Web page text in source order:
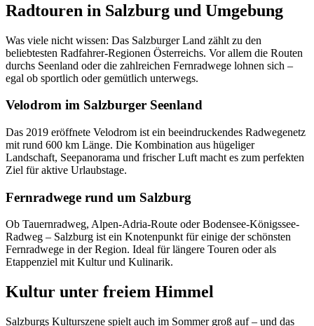
Radtouren in Salzburg und Umgebung
Was viele nicht wissen: Das Salzburger Land zählt zu den
beliebtesten Radfahrer-Regionen Österreichs. Vor allem die Routen
durchs Seenland oder die zahlreichen Fernradwege lohnen sich –
egal ob sportlich oder gemütlich unterwegs.
Velodrom im Salzburger Seenland
Das 2019 eröffnete Velodrom ist ein beeindruckendes Radwegenetz
mit rund 600 km Länge. Die Kombination aus hügeliger
Landschaft, Seepanorama und frischer Luft macht es zum perfekten
Ziel für aktive Urlaubstage.
Fernradwege rund um Salzburg
Ob Tauernradweg, Alpen-Adria-Route oder Bodensee-Königssee-
Radweg – Salzburg ist ein Knotenpunkt für einige der schönsten
Fernradwege in der Region. Ideal für längere Touren oder als
Etappenziel mit Kultur und Kulinarik.
Kultur unter freiem Himmel
Salzburgs Kulturszene spielt auch im Sommer groß auf – und das